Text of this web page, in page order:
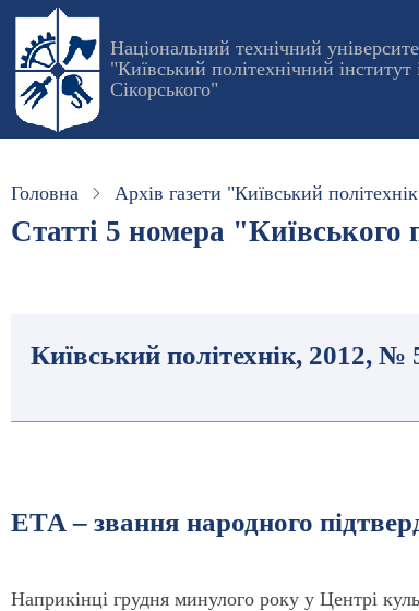
Перейти
основного
вмісту
Національний технічний
"Київський політехнічний інститут
Сікорського"
Головна Архів газети "Київський
Статті 5 номера "Київського
Київський політехнік, 2012, №
ЕТА – звання народного
Наприкінці грудня минулого року у Центрі